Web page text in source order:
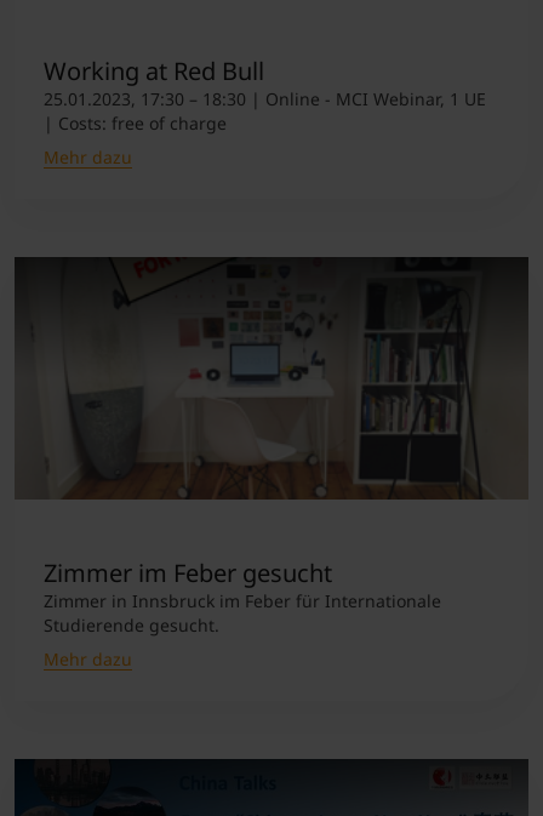
Kurse auf Englisch
Working at Red Bull
25.01.2023, 17:30 – 18:30 | Online - MCI Webinar, 1 UE
| Costs: free of charge
Mehr dazu
Zimmer im Feber gesucht
Zimmer in Innsbruck im Feber für Internationale
Studierende gesucht.
Mehr dazu